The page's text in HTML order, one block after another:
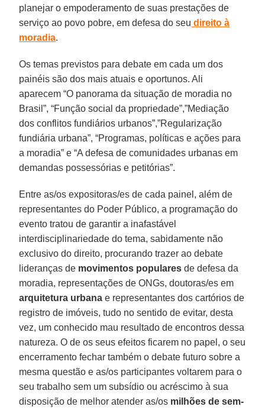
planejar o empoderamento de suas prestações de
serviço ao povo pobre, em defesa do seu direito à
moradia.
Os temas previstos para debate em cada um dos
painéis são dos mais atuais e oportunos. Ali
aparecem “O panorama da situação de moradia no
Brasil”, “Função social da propriedade”,”Mediação
dos conflitos fundiários urbanos”,”Regularização
fundiária urbana”, “Programas, políticas e ações para
a moradia” e “A defesa de comunidades urbanas em
demandas possessórias e petitórias”.
Entre as/os expositoras/es de cada painel, além de
representantes do Poder Público, a programação do
evento tratou de garantir a inafastável
interdisciplinariedade do tema, sabidamente não
exclusivo do direito, procurando trazer ao debate
lideranças de movimentos populares de defesa da
moradia, representações de ONGs, doutoras/es em
arquitetura urbana e representantes dos cartórios de
registro de imóveis, tudo no sentido de evitar, desta
vez, um conhecido mau resultado de encontros dessa
natureza. O de os seus efeitos ficarem no papel, o seu
encerramento fechar também o debate futuro sobre a
mesma questão e as/os participantes voltarem para o
seu trabalho sem um subsídio ou acréscimo à sua
disposição de melhor atender as/os milhões de sem-